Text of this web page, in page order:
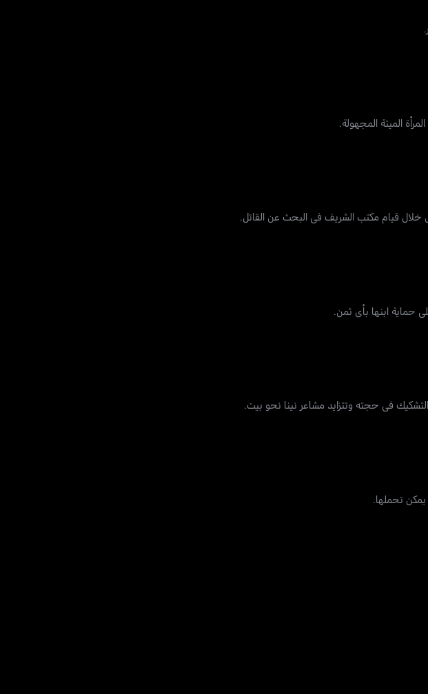
الميتة المجهولة.
خلال قيام مكتب الشريف في البحث عن القاتل.
حماية ابنها بأي ثمن.
في حجته وتتزايد مشاعر نينا نحو بيت.
تحملها.